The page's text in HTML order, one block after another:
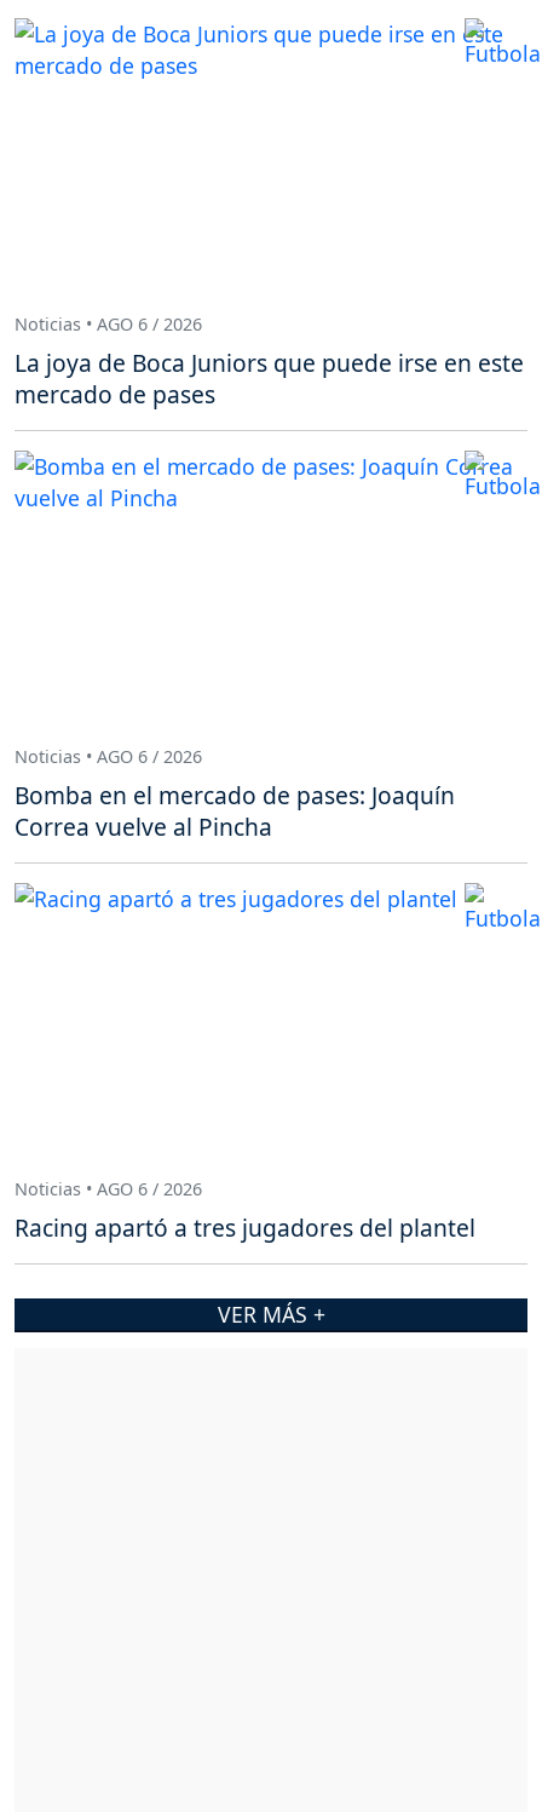
Noticias • AGO 6 / 2026
La joya de Boca Juniors que puede irse en este
mercado de pases
Noticias • AGO 6 / 2026
Bomba en el mercado de pases: Joaquín
Correa vuelve al Pincha
Noticias • AGO 6 / 2026
Racing apartó a tres jugadores del plantel
VER MÁS +